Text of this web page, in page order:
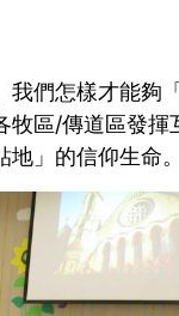
我們怎樣才能夠
牧區/傳道區發揮
」的信仰生命。